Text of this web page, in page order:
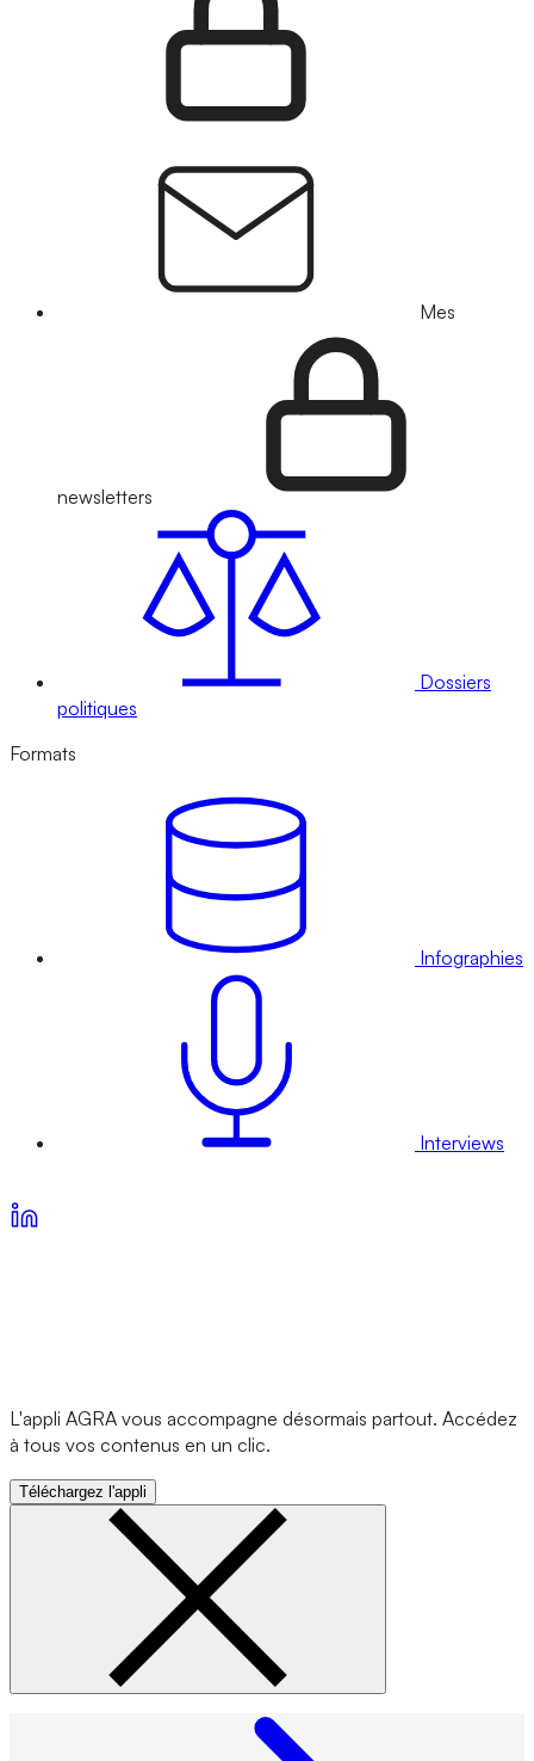
Mes
newsletters
Dossiers
politiques
Formats
Infographies
Interviews
L'appli AGRA vous accompagne désormais partout. Accédez
à tous vos contenus en un clic.
Téléchargez l'appli